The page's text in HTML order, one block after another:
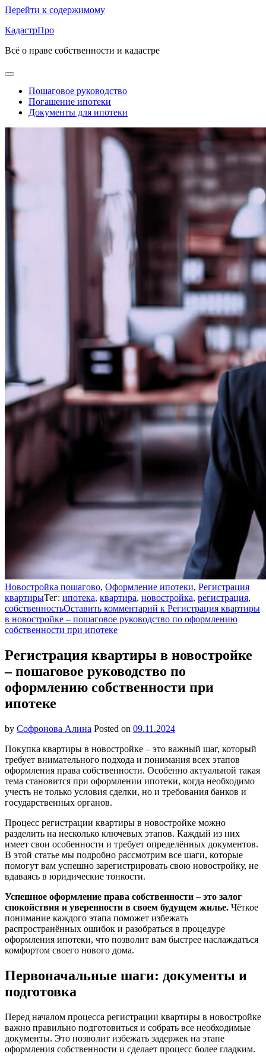
Перейти к содержимому
КадастрПро
Всё о праве собственности и кадастре
Пошаговое руководство
Погашение ипотеки
Документы для ипотеки
Новостройка пошагово, Оформление ипотеки, Регистрация
квартирыТег: ипотека, квартира, новостройка, регистрация,
собственностьОставить комментарий к Регистрация квартиры
в новостройке – пошаговое руководство по оформлению
собственности при ипотеке
Регистрация квартиры в новостройке
– пошаговое руководство по
оформлению собственности при
ипотеке
by Софронова Алина Posted on 09.11.2024
Покупка квартиры в новостройке – это важный шаг, который
требует внимательного подхода и понимания всех этапов
оформления права собственности. Особенно актуальной такая
тема становится при оформлении ипотеки, когда необходимо
учесть не только условия сделки, но и требования банков и
государственных органов.
Процесс регистрации квартиры в новостройке можно
разделить на несколько ключевых этапов. Каждый из них
имеет свои особенности и требует определённых документов.
В этой статье мы подробно рассмотрим все шаги, которые
помогут вам успешно зарегистрировать свою новостройку, не
вдаваясь в юридические тонкости.
Успешное оформление права собственности – это залог
спокойствия и уверенности в своем будущем жилье. Чёткое
понимание каждого этапа поможет избежать
распространённых ошибок и разобраться в процедуре
оформления ипотеки, что позволит вам быстрее наслаждаться
комфортом своего нового дома.
Первоначальные шаги: документы и
подготовка
Перед началом процесса регистрации квартиры в новостройке
важно правильно подготовиться и собрать все необходимые
документы. Это позволит избежать задержек на этапе
оформления собственности и сделает процесс более гладким.